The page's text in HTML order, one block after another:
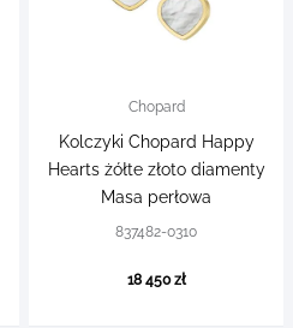
Chopard
Kolczyki Chopard Happy
Hearts żółte złoto diamenty
Masa perłowa
837482-0310
18 450 zł